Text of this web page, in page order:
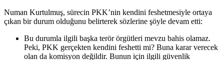
Numan Kurtulmuş, sürecin PKK’nin kendini feshetmesiyle ortaya
çıkan bir durum olduğunu belirterek sözlerine şöyle devam etti:
Bu durumla ilgili başka terör örgütleri mevzu bahis olamaz.
Peki, PKK gerçekten kendini feshetti mi? Buna karar verecek
olan da komisyon değildir. Bunun için ilgili güvenlik